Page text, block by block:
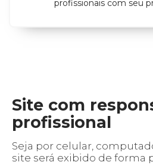
profissionais com seu
Site com
profissional
Seja por celular,
site será exibido de forma